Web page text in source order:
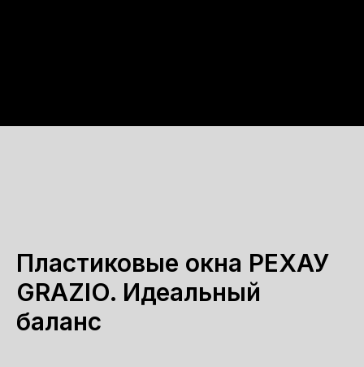
Пластиковые окна РЕХАУ
GRAZIO. Идеальный
баланс